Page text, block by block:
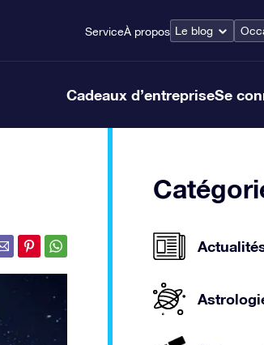
ServiceÀ propos Le blog
Cadeaux d’entrepriseSe